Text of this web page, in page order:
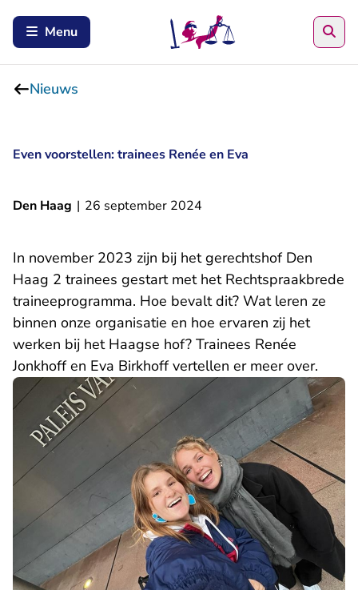
Menu
Nieuws
Even voorstellen: trainees Renée en Eva
Den Haag | 26 september 2024
In november 2023 zijn bij het gerechtshof Den
Haag 2 trainees gestart met het Rechtspraakbrede
traineeprogramma. Hoe bevalt dit? Wat leren ze
binnen onze organisatie en hoe ervaren zij het
werken bij het Haagse hof? Trainees Renée
Jonkhoff en Eva Birkhoff vertellen er meer over.